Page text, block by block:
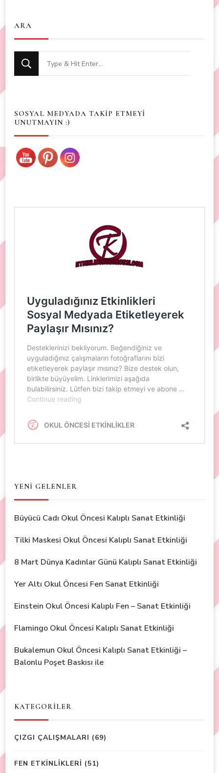
ARA
Looking
for
SOSYAL MEDYADA TAKİP ETMEYİ
UNUTMAYIN :)
YENİ GELENLER
Büyücü Cadı Okul Öncesi Kalıplı Sanat Etkinliği
Tilki Maskesi Okul Öncesi Kalıplı Sanat Etkinliği
8 Mart Dünya Kadınlar Günü Kalıplı Sanat Etkinliği
Yer Altı Okul Öncesi Fen Sanat Etkinliği
Einstein Okul Öncesi Kalıplı Fen – Sanat Etkinliği
Flamingo Okul Öncesi Kalıplı Sanat Etkinliği
Bukalemun Okul Öncesi Kalıplı Sanat Etkinliği –
Balonlu Poşet Baskısı ile
KATEGORİLER
ÇIZGI ÇALIŞMALARI (69)
FEN ETKİNLİKLERİ (51)